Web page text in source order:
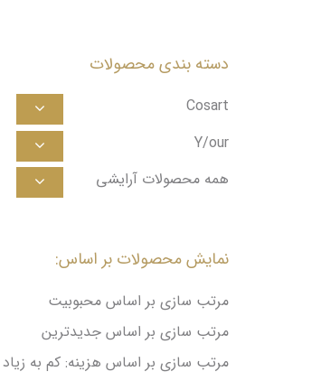
دسته بندی محصولات
Cosart
Y/our
همه محصولات آرایشی
نمایش محصولات بر اساس:
مرتب سازی بر اساس محبوبیت
مرتب سازی بر اساس جدیدترین
مرتب سازی بر اساس هزینه: کم به زیاد
Your EyeShadow 3Set ES01
Your EyeShadow 3Set ES02
EyeShadow 3Set ES03
3Set ES04
3Set ES05
ES06
ES07
EyeShadow 3Set ES08
3Set ES09
3Set ES10